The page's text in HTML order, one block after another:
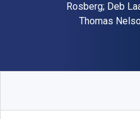
Rosberg; Deb
Thomasوالنشر